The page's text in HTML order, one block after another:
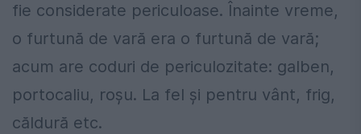
fie considerate periculoase. Înainte vreme,
o furtună de vară era o furtună de vară;
acum are coduri de periculozitate: galben,
portocaliu, roșu. La fel și pentru vânt, frig,
căldură etc.